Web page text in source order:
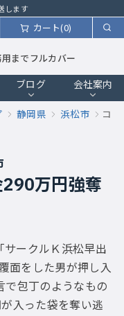
します
カート(0)
までフルカバー
ブログ 会社案内
静岡県 浜松市
コ
万円強奪
ークルＫ浜松早出
面をした男が押し入
で包丁のようなもの
入った袋を奪い逃